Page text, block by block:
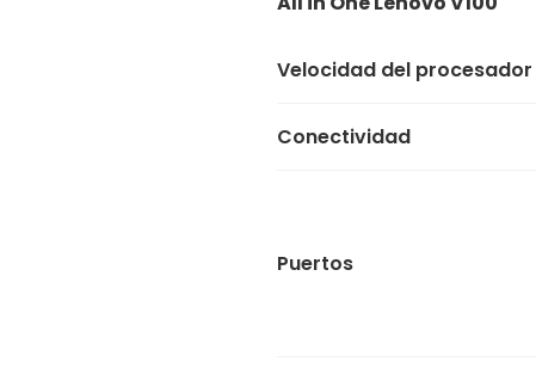
Velocidad del procesador
Conectividad
Puertos